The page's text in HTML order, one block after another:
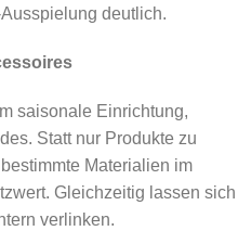
deutlich.
saisonale Einrichtung,
Statt nur Produkte zu
Materialien im
Gleichzeitig lassen sich
verlinken.